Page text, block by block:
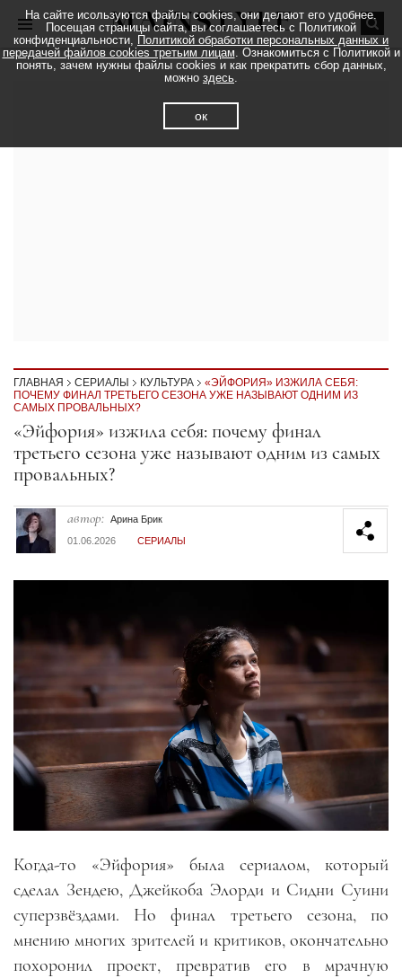
ГЛАВНАЯ СЕРИАЛЫ КУЛЬТУРА
«ЭЙФОРИЯ» ИЗЖИЛА СЕБЯ:
ПОЧЕМУ ФИНАЛ ТРЕТЬЕГО СЕЗОНА УЖЕ НАЗЫВАЮТ ОДНИМ ИЗ
САМЫХ ПРОВАЛЬНЫХ?
Секция статей
«Эйфория» изжила себя: почему финал
третьего сезона уже называют одним из самых
провальных?
автор: Арина Брик
01.06.2026
СЕРИАЛЫ
Когда-то «Эйфория» была сериалом, который
сделал Зендею, Джейкоба Элорди и Сидни Суини
суперзвёздами. Но финал третьего сезона, по
мнению многих зрителей и критиков, окончательно
похоронил проект, превратив его в мрачную
На сайте исользуются файлы cookies, они делают его удобнее.
Посещая страницы сайта, вы соглашаетесь с Политикой
конфиденциальности, Политикой обработки персональных данных и
передачей файлов cookies третьим лицам. Ознакомиться с Политикой и
понять, зачем нужны файлы cookies и как прекратить сбор данных,
можно здесь.
ок